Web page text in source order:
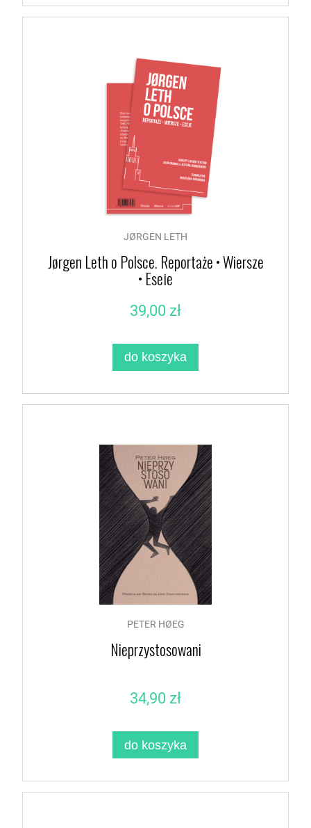
JØRGEN LETH
Jørgen Leth o Polsce. Reportaże • Wiersze
• Eseje
39,00 zł
do koszyka
PETER HØEG
Nieprzystosowani
34,90 zł
do koszyka